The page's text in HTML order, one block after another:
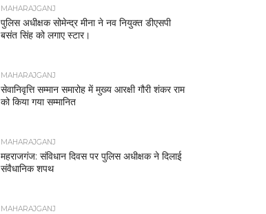
MAHARAJGANJ
पुलिस अधीक्षक सोमेन्द्र मीना ने नव नियुक्त डीएसपी
बसंत सिंह को लगाए स्टार।
MAHARAJGANJ
सेवानिवृत्ति सम्मान समारोह में मुख्य आरक्षी गौरी शंकर राम
को किया गया सम्मानित
MAHARAJGANJ
महराजगंज: संविधान दिवस पर पुलिस अधीक्षक ने दिलाई
संवैधानिक शपथ
MAHARAJGANJ